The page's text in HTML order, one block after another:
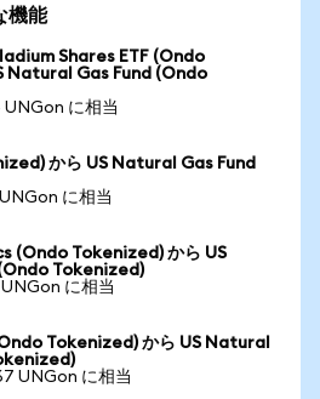
機能
Shares ETF (Ondo
Natural Gas Fund (Ondo
UNGon に相当
から US Natural Gas Fund
に相当
(Ondo Tokenized) から US
Tokenized)
に相当
Tokenized) から US Natural
UNGon に相当